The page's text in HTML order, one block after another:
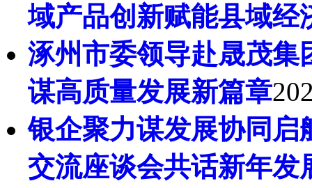
域产品创新赋能县域经
涿州市委领导赴晟茂集
谋高质量发展新篇章
银企聚力谋发展协同
交流座谈会共话新年发